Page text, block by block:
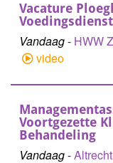
Vacature
Vandaag- HWW
video
Voortgezette
Behandeling
Vandaag-